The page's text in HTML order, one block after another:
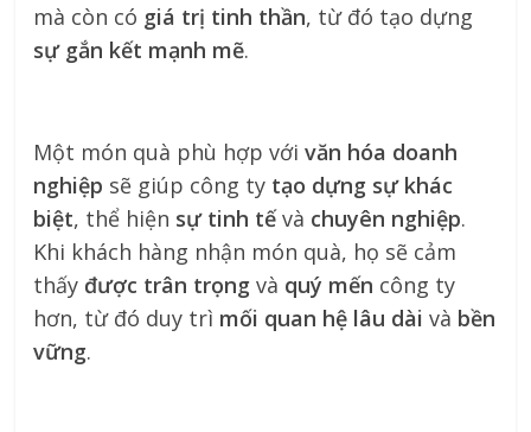
mà còn có giá trị tinh thần, từ đó tạo dựng
sự gắn kết mạnh mẽ.
Một món quà phù hợp vớivăn hóa doanh
nghiệp sẽ giúp công ty tạo dựng sự khác
biệt, thể hiện sự tinh tếvà chuyên nghiệp.
Khi khách hàng nhận món quà, họ sẽ cảm
thấy được trân trọng và quý mến công ty
hơn, từ đó duy trì mối quan hệ lâu dài và bền
vững.